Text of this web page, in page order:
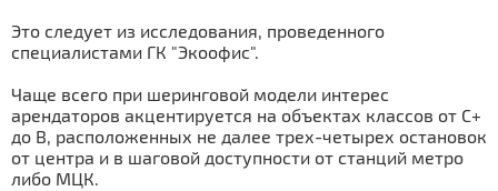
Это следует из исследования, проведенного
специалистами ГК "Экоофис".
Чаще всего при шеринговой модели интерес
арендаторов акцентируется на объектах классов от С+
до В, расположенных не далее трех-четырех остановок
от центра и в шаговой доступности от станций метро
либо МЦК.